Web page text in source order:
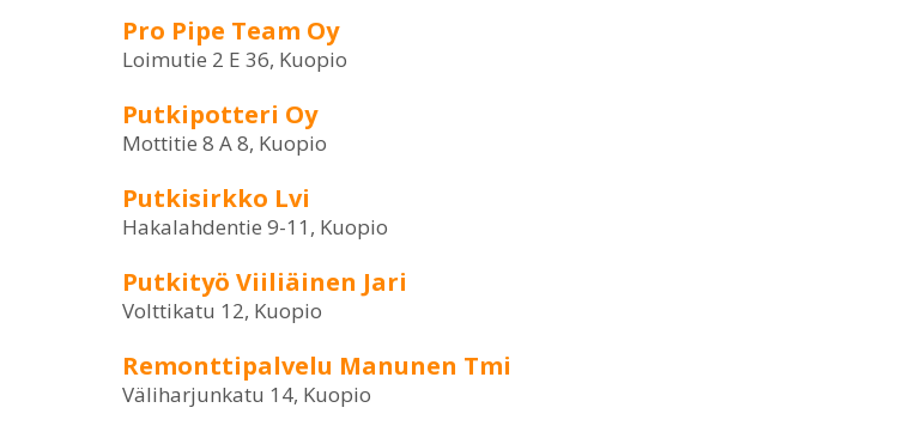
Pro Pipe Team Oy
Loimutie 2 E 36, Kuopio
Putkipotteri Oy
Mottitie 8 A 8, Kuopio
Putkisirkko Lvi
Hakalahdentie 9-11, Kuopio
Putkityö Viiliäinen Jari
Volttikatu 12, Kuopio
Remonttipalvelu Manunen Tmi
Väliharjunkatu 14, Kuopio